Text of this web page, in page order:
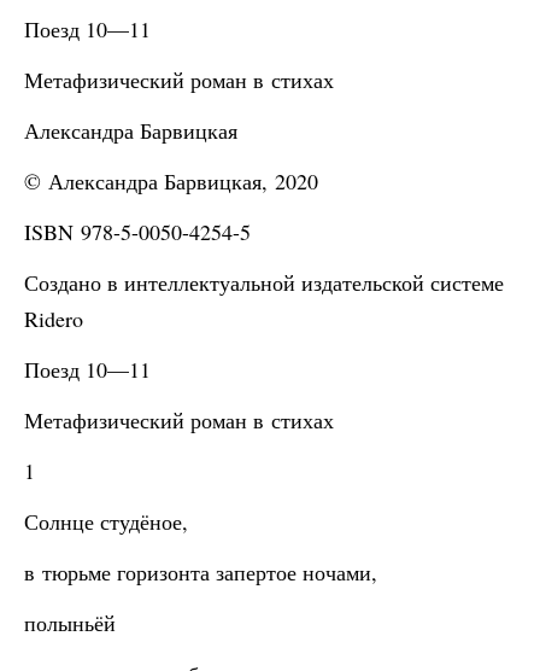
Поезд 10—11
Метафизический роман в стихах
Александра Барвицкая
© Александра Барвицкая, 2020
ISBN 978-5-0050-4254-5
Создано в интеллектуальной издательской системе
Ridero
Поезд 10—11
Метафизический роман в стихах
1
Солнце студёное,
в тюрьме горизонта запертое ночами,
полыньёй